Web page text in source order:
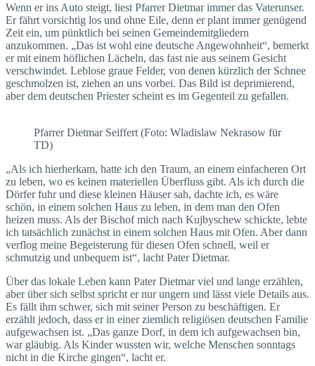
Wenn er ins Auto steigt, liest Pfarrer Dietmar immer das Vaterunser.
Er fährt vorsichtig los und ohne Eile, denn er plant immer genügend
Zeit ein, um pünktlich bei seinen Gemeindemitgliedern
anzukommen. „Das ist wohl eine deutsche Angewohnheit“, bemerkt
er mit einem höflichen Lächeln, das fast nie aus seinem Gesicht
verschwindet. Leblose graue Felder, von denen kürzlich der Schnee
geschmolzen ist, ziehen an uns vorbei. Das Bild ist deprimierend,
aber dem deutschen Priester scheint es im Gegenteil zu gefallen.
Pfarrer Dietmar Seiffert (Foto: Wladislaw Nekrasow für
TD)
„Als ich hierherkam, hatte ich den Traum, an einem einfacheren Ort
zu leben, wo es keinen materiellen Überfluss gibt. Als ich durch die
Dörfer fuhr und diese kleinen Häuser sah, dachte ich, es wäre
schön, in einem solchen Haus zu leben, in dem man den Ofen
heizen muss. Als der Bischof mich nach Kujbyschew schickte, lebte
ich tatsächlich zunächst in einem solchen Haus mit Ofen. Aber dann
verflog meine Begeisterung für diesen Ofen schnell, weil er
schmutzig und unbequem ist“, lacht Pater Dietmar.
Über das lokale Leben kann Pater Dietmar viel und lange erzählen,
aber über sich selbst spricht er nur ungern und lässt viele Details aus.
Es fällt ihm schwer, sich mit seiner Person zu beschäftigen. Er
erzählt jedoch, dass er in einer ziemlich religiösen deutschen Familie
aufgewachsen ist. „Das ganze Dorf, in dem ich aufgewachsen bin,
war gläubig. Als Kinder wussten wir, welche Menschen sonntags
nicht in die Kirche gingen“, lacht er.